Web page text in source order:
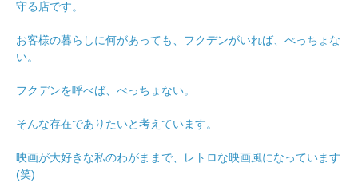
守る店です。
お客様の暮らしに何があっても、フクデンがいれば、べっちょな
い。
フクデンを呼べば、べっちょない。
そんな存在でありたいと考えています。
映画が大好きな私のわがままで、レトロな映画風になっています
(笑)